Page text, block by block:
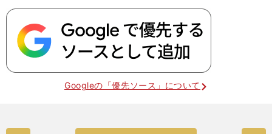
Googleの「優先ソース」について